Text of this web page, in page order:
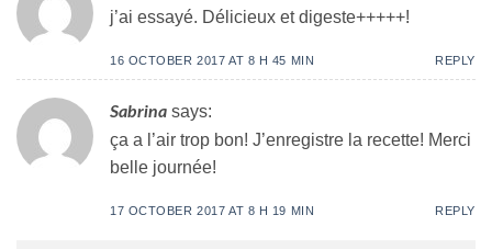
j’ai essayé. Délicieux et digeste+++++!
16 OCTOBER 2017 AT 8 H 45 MIN REPLY
Sabrina says:
ça a l’air trop bon! J’enregistre la recette! Merci
belle journée!
17 OCTOBER 2017 AT 8 H 19 MIN REPLY